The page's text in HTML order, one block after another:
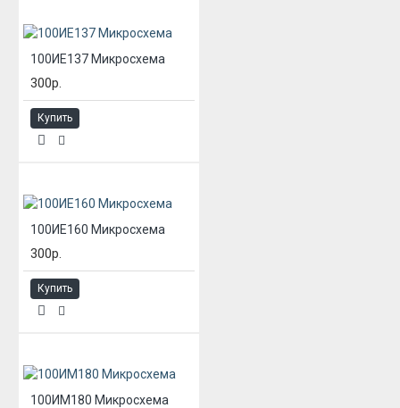
100ИЕ137 Микросхема
300р.
Купить
100ИЕ160 Микросхема
300р.
Купить
100ИМ180 Микросхема